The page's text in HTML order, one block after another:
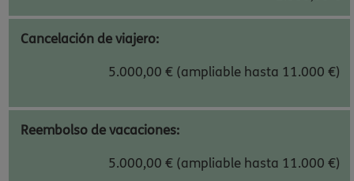
Cancelación de viajero:
5.000,00 € (ampliable hasta 11.000 €)
Reembolso de vacaciones:
5.000,00 € (ampliable hasta 11.000 €)